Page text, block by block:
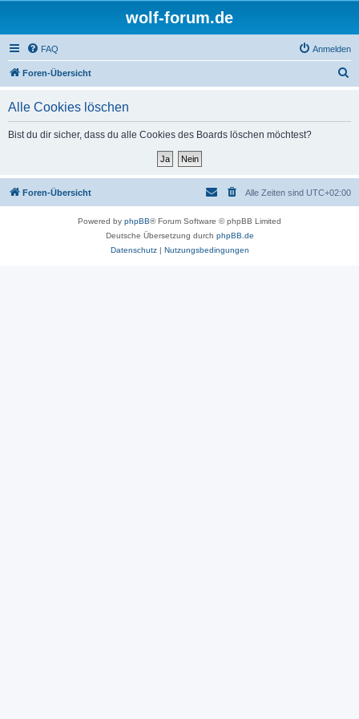
wolf-forum.de
FAQ Anmelden
Foren-Übersicht
Alle Cookies löschen
Bist du dir sicher, dass du alle Cookies des Boards löschen möchtest?
Foren-Übersicht Alle Zeiten sind UTC+02:00
Powered by phpBB® Forum Software © phpBB Limited
Deutsche Übersetzung durch phpBB.de
Datenschutz| Nutzungsbedingungen